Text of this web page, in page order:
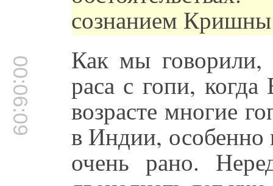
сознанием
00:06:09 Как мы говорили,
раса с гопи,
возрасте многие
в Индии, особенно
очень рано.